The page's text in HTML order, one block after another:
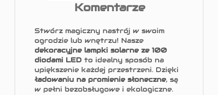
Komentarze
Stwórz magiczny nastrój w swoim
ogrodzie lub wnętrzu! Nasze
dekoracyjne lampki solarne ze 100
diodami LED to idealny sposób na
upiększenie każdej przestrzeni. Dzięki
ładowaniu na promienie słoneczne, są
w pełni bezobsługowe i ekologiczne.